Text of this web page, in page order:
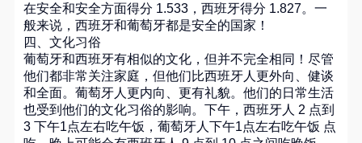
在安全和安全方面得分 1.533，西班牙得分 1.827。一
般来说，西班牙和葡萄牙都是安全的国家！
四、文化习俗
葡萄牙和西班牙有相似的文化，但并不完全相同！尽管
他们都非常关注家庭，但他们比西班牙人更外向、健谈
和全面。葡萄牙人更内向、更有礼貌。他们的日常生活
也受到他们的文化习俗的影响。下午，西班牙人 2 点到
3 下午1点左右吃午饭，葡萄牙人下午1点左右吃午饭 点